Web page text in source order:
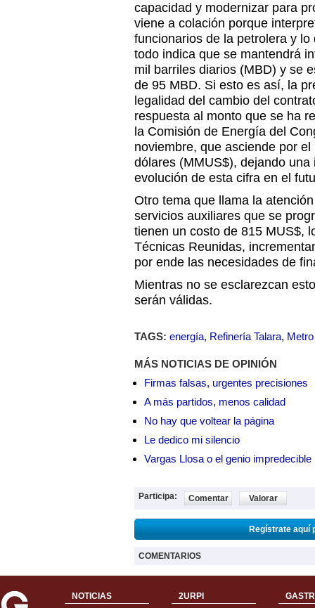
capacidad y modernizar para
viene a colación porque
funcionarios de la petrolera y
todo indica que se mantendrá
mil barriles diarios (MBD) y se
de 95 MBD. Si esto es así, la
legalidad del cambio del
respuesta al monto que se ha
la Comisión de Energía del
noviembre, que asciende por
dólares (MMUS$), dejando
evolución de esta cifra en el
Otro tema que llama la
servicios auxiliares que se
tienen un costo de 815 MUS$,
Técnicas Reunidas,
por ende las necesidades de
Mientras no se esclarezcan
serán válidas.
TAGS: energía, Refinería Talara,
MÁS NOTICIAS DE OPINIÓN
Firmas falsas, urgentes precisiones
A más partidos, menos calidad
No hay que voltear la página
Le dedico mi silencio
Vargas Llosa o el genio impredecible
Participa: Comentar Valorar
Regístrate aquí
COMENTARIOS
NOTICIAS
2URPI